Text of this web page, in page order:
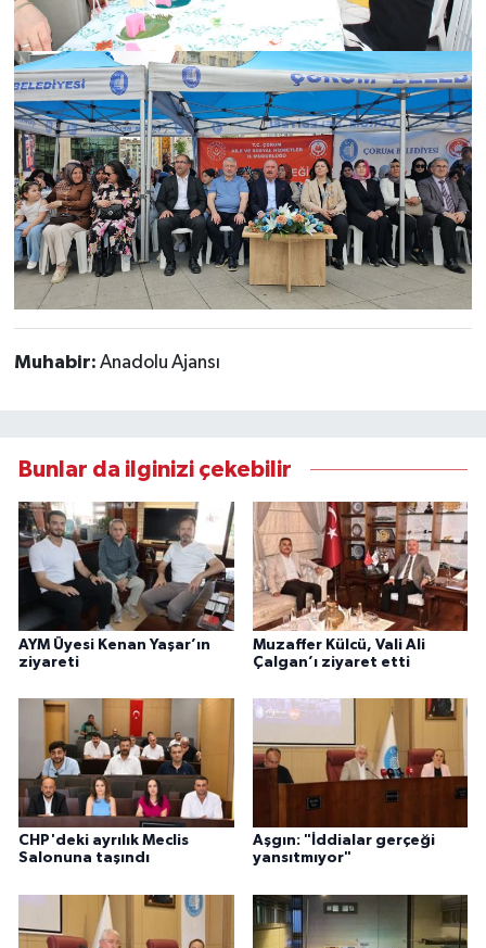
Muhabir: Anadolu Ajansı
Bunlar da ilginizi çekebilir
AYM Üyesi Kenan Yaşar’ın
ziyareti
Muzaffer Külcü, Vali Ali
Çalgan’ı ziyaret etti
CHP'deki ayrılık Meclis
Salonuna taşındı
Aşgın: "İddialar gerçeği
yansıtmıyor"